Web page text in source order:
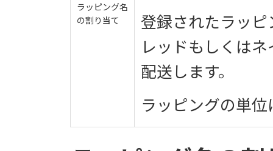
ラッピング名
の割り当て
登録されたラッ
レッドもしくは
配送します。
ラッピングの単